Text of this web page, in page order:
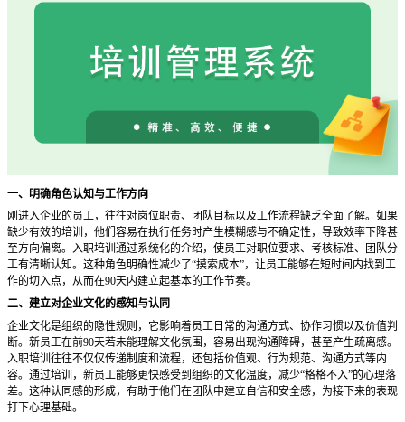
一、明确角色认知与工作方向
刚进入企业的员工，往往对岗位职责、团队目标以及工作流程缺乏全面了解。如果
缺少有效的培训，他们容易在执行任务时产生模糊感与不确定性，导致效率下降甚
至方向偏离。入职培训通过系统化的介绍，使员工对职位要求、考核标准、团队分
工有清晰认知。这种角色明确性减少了“摸索成本”，让员工能够在短时间内找到工
作的切入点，从而在90天内建立起基本的工作节奏。
二、建立对企业文化的感知与认同
企业文化是组织的隐性规则，它影响着员工日常的沟通方式、协作习惯以及价值判
断。新员工在前90天若未能理解文化氛围，容易出现沟通障碍，甚至产生疏离感。
入职培训往往不仅仅传递制度和流程，还包括价值观、行为规范、沟通方式等内
容。通过培训，新员工能够更快感受到组织的文化温度，减少“格格不入”的心理落
差。这种认同感的形成，有助于他们在团队中建立自信和安全感，为接下来的表现
打下心理基础。